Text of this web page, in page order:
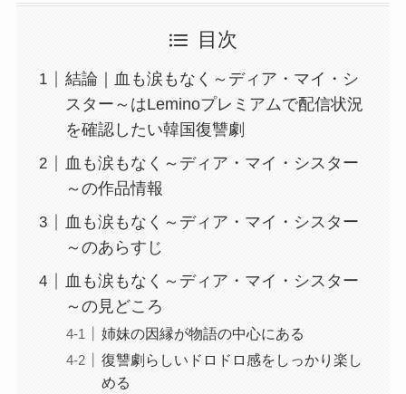
目次
結論｜血も涙もなく～ディア・マイ・シ
スター～はLeminoプレミアムで配信状況
を確認したい韓国復讐劇
血も涙もなく～ディア・マイ・シスター
～の作品情報
血も涙もなく～ディア・マイ・シスター
～のあらすじ
血も涙もなく～ディア・マイ・シスター
～の見どころ
姉妹の因縁が物語の中心にある
復讐劇らしいドロドロ感をしっかり楽し
める